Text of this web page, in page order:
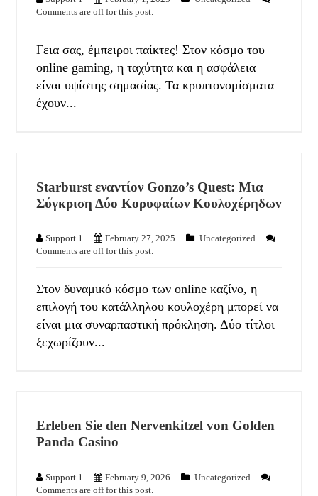
Comments are off for this post.
Γεια σας, έμπειροι παίκτες! Στον κόσμο του
online gaming, η ταχύτητα και η ασφάλεια
είναι υψίστης σημασίας. Τα κρυπτονομίσματα
έχουν...
Starburst εναντίον Gonzo’s Quest: Μια
Σύγκριση Δύο Κορυφαίων Κουλοχέρηδων
Support 1 February 27, 2025
Uncategorized
Comments are off for this post.
Στον δυναμικό κόσμο των online καζίνο, η
επιλογή του κατάλληλου κουλοχέρη μπορεί να
είναι μια συναρπαστική πρόκληση. Δύο τίτλοι
ξεχωρίζουν...
Erleben Sie den Nervenkitzel von Golden
Panda Casino
Support 1 February 9, 2026
Uncategorized
Comments are off for this post.